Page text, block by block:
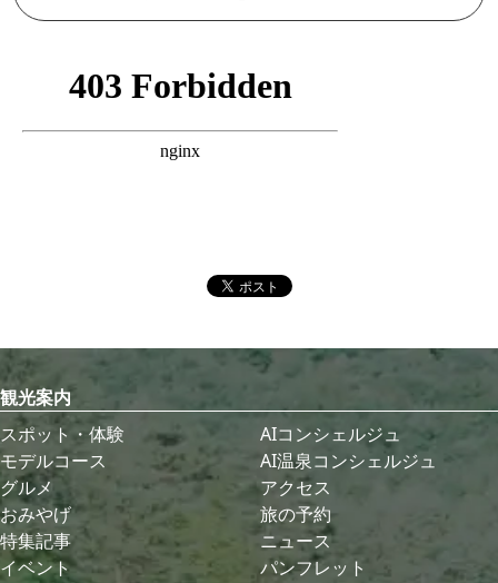
観光案内
スポット・体験
モデルコース
グルメ
おみやげ
特集記事
イベント
AIコンシェルジュ
AI温泉コンシェルジュ
アクセス
旅の予約
ニュース
パンフレット